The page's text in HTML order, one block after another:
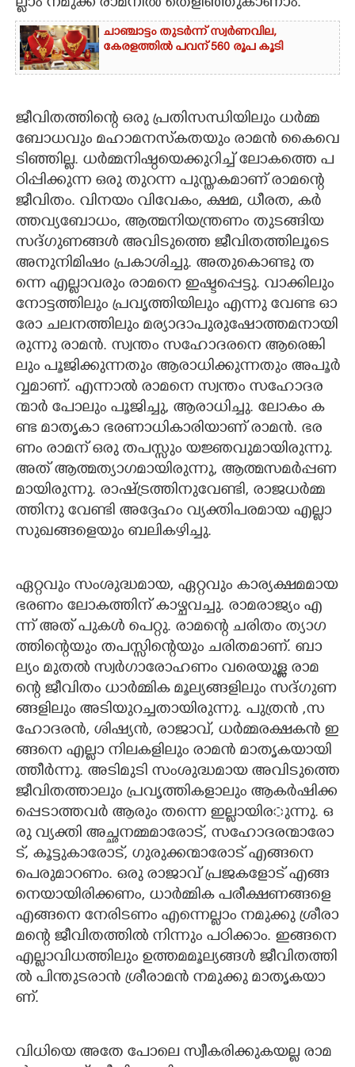
ല്ലാം​ ​ന​മു​ക്ക് ​രാ​മ​നി​ൽ​ ​തെ​ളി​ഞ്ഞു​കാ​ണാം.
ചാഞ്ചാട്ടം തുടർന്ന് സ്വർണവില,
കേരളത്തിൽ പവന് 560 രൂപ കൂടി
ജീ​വി​ത​ത്തി​ന്റെ​ ​ഒ​രു​ ​പ്ര​തി​സ​ന്ധി​യി​ലും​ ​ധ​ർ​മ്മ​
ബോ​ധ​വും​ ​മ​ഹാ​മ​ന​സ്‌​ക​ത​യും​ ​രാ​മ​ൻ​ ​കൈ​വെ​
ടി​ഞ്ഞി​ല്ല.​ ​ധ​ർ​മ്മ​നി​ഷ്ഠ​യെ​ക്കു​റി​ച്ച് ​ലോ​ക​ത്തെ​ ​പ​
ഠി​പ്പി​ക്കു​ന്ന​ ​ഒ​രു​ ​തു​റ​ന്ന​ ​പു​സ്ത​ക​മാ​ണ് ​രാ​മ​ന്റെ​ ​
ജീ​വി​തം.​ ​വി​ന​യം​ ​വി​വേ​കം,​ ​ക്ഷ​മ,​ ​ധീ​ര​ത,​ ​ക​ർ​
ത്ത​വ്യ​ബോ​ധം,​ ​ആ​ത്മ​നി​യ​ന്ത്ര​ണം​ ​തു​ട​ങ്ങി​യ​ ​
സ​ദ്ഗു​ണ​ങ്ങ​ൾ​ ​അ​വി​ടു​ത്തെ​ ​ജീ​വി​ത​ത്തി​ലൂ​ടെ​ ​
അ​നു​നി​മി​ഷം​ ​പ്ര​കാ​ശി​ച്ചു.​ ​അ​തു​കൊ​ണ്ടു​ ​ത​
ന്നെ​ ​എ​ല്ലാ​വ​രും​ ​രാ​മ​നെ​ ​ഇ​ഷ്ട​പ്പെ​ട്ടു.​ ​വാ​ക്കി​ലും​ ​
നോ​ട്ട​ത്തി​ലും​ ​പ്ര​വൃ​ത്തി​യി​ലും​ ​എ​ന്നു​ ​വേ​ണ്ട​ ​ഓ​
രോ​ ​ച​ല​ന​ത്തി​ലും​ ​മ​ര്യാ​ദാ​പു​രു​ഷോ​ത്ത​മ​നാ​യി​
രു​ന്നു​ ​രാ​മ​ൻ.​ ​സ്വ​ന്തം​ ​സ​ഹോ​ദ​ര​നെ​ ​ആ​രെ​ങ്കി​
ലും​ ​പൂ​ജി​ക്കു​ന്ന​തും​ ​ആ​രാ​ധി​ക്കു​ന്ന​തും​ ​അ​പൂ​ർ​
വ്വ​മാ​ണ്.​ ​എ​ന്നാ​ൽ​ ​രാ​മ​നെ​ ​സ്വ​ന്തം​ ​സ​ഹോ​ദ​ര​
ന്മാ​ർ​ ​പോ​ലും​ ​പൂ​ജി​ച്ചു,​ ​ആ​രാ​ധി​ച്ചു.​ ​ലോ​കം​ ​ക​
ണ്ട​ ​മാ​തൃ​കാ​ ​ഭ​ര​ണാ​ധി​കാ​രി​യാ​ണ് ​രാ​മ​ൻ.​ ​ഭ​ര​
ണം​ ​രാ​മ​ന് ​ഒ​രു​ ​ത​പ​സ്സും​ ​യ​ജ്ഞ​വു​മാ​യി​രു​ന്നു.​ ​
അ​ത് ​ആ​ത്മ​ത്യാ​ഗ​മാ​യി​രു​ന്നു,​ ​ആ​ത്മ​സ​മ​ർ​പ്പ​ണ​
മാ​യി​രു​ന്നു.​ ​രാ​ഷ്ട്ര​ത്തി​നു​വേ​ണ്ടി,​ ​രാ​ജ​ധ​ർ​മ്മ​
ത്തി​നു​ ​വേ​ണ്ടി​ ​അ​ദ്ദേ​ഹം​ ​വ്യ​ക്തി​പ​ര​മാ​യ​ ​എ​ല്ലാ​ ​
സു​ഖ​ങ്ങ​ളെ​യും​ ​ബ​ലി​ക​ഴി​ച്ചു.
ഏ​റ്റ​വും​ ​സം​ശു​ദ്ധ​മാ​യ,​ ​ഏ​റ്റ​വും​ ​കാ​ര്യ​ക്ഷ​മ​മാ​യ​
​ഭ​ര​ണം​ ​ലോ​ക​ത്തി​ന് ​കാ​ഴ്ച​വ​ച്ചു.​ ​രാ​മ​രാ​ജ്യം​ ​എ​
ന്ന് ​അ​ത് ​പു​ക​ൾ​ ​പെ​റ്റു.​ ​രാ​മ​ന്റെ​ ​ച​രി​തം​ ​ത്യാ​ഗ​
ത്തി​ന്റെ​യും​ ​ത​പ​സ്സി​ന്റെ​യും​ ​ച​രി​ത​മാ​ണ്.​ ​ബാ​
ല്യം​ ​മു​ത​ൽ​ ​സ്വ​ർ​ഗാ​രോ​ഹ​ണം​ ​വ​രെ​യു​ള്ള​ ​രാ​മ​
ന്റെ​ ​ജീ​വി​തം​ ​ധാ​ർ​മ്മി​ക​ ​മൂ​ല്യ​ങ്ങ​ളി​ലും​ ​സ​ദ്ഗു​ണ​
ങ്ങ​ളി​ലും​ ​അ​ടി​യു​റ​ച്ച​താ​യി​രു​ന്നു.​ ​പു​ത്ര​ൻ​ ,​സ​
ഹോ​ദ​ര​ൻ,​ ​ശി​ഷ്യ​ൻ,​ ​രാ​ജാ​വ്,​ ​ധ​ർ​മ്മ​ര​ക്ഷ​ക​ൻ​ ​ഇ​
ങ്ങ​നെ​ ​എ​ല്ലാ​ ​നി​ല​ക​ളി​ലും​ ​രാ​മ​ൻ​ ​മാ​തൃ​ക​യാ​യി​
ത്തീ​ർ​ന്നു.​ ​അ​ടി​മു​ടി​ ​സം​ശു​ദ്ധ​മാ​യ​ ​അ​വി​ടു​ത്തെ​
​ജീ​വി​ത​ത്താ​ലും​ ​പ്ര​വൃ​ത്തി​ക​ളാ​ലും​ ​ആ​ക​ർ​ഷി​ക്ക​
പ്പെ​ടാ​ത്ത​വ​ർ​ ​ആ​രും​ ​ത​ന്നെ​ ​ഇ​ല്ലാ​യി​ര​ുന്നു.​ ​ഒ​
രു​ ​വ്യ​ക്തി​ ​അ​ച്ഛ​ന​മ്മ​മാ​രോ​ട്,​ ​സ​ഹോ​ദ​ര​ന്മാ​രോ​
ട്,​ ​കൂ​ട്ടു​കാരോ​ട്,​ ​ഗു​രു​ക്ക​ന്മാ​രോ​ട് ​എ​ങ്ങ​നെ​ ​
പെ​രു​മാ​റ​ണം.​ ​ഒ​രു​ ​രാ​ജാ​വ് ​പ്ര​ജ​ക​ളോ​ട് ​എ​ങ്ങ​
നെ​യാ​യി​രി​ക്ക​ണം,​ ​ധാ​ർ​മ്മി​ക​ ​പ​രീ​ക്ഷ​ണ​ങ്ങ​ളെ​ ​
എ​ങ്ങ​നെ​ ​നേ​രി​ട​ണം​ ​എ​ന്നെ​ല്ലാം​ ​ന​മു​ക്കു​ ​ശ്രീ​രാ​
മ​ന്റെ​ ​ജീ​വി​ത​ത്തി​ൽ​ ​നി​ന്നും​ ​പ​ഠി​ക്കാം.​ ​ഇ​ങ്ങ​നെ​ ​
എ​ല്ലാ​വി​ധ​ത്തി​ലും​ ​ഉ​ത്ത​മ​മൂ​ല്യ​ങ്ങ​ൾ​ ​ജീ​വി​ത​ത്തി​
ൽ​ ​പി​ന്തു​ട​രാ​ൻ​ ​ശ്രീ​രാ​മ​ൻ​ ​ന​മു​ക്കു​ ​മാ​തൃ​ക​യാ​
ണ്.
വി​ധി​യെ​ ​അ​തേ​ ​പോ​ലെ​ ​സ്വീ​ക​രി​ക്കു​ക​യ​ല്ല​ ​രാ​മ​